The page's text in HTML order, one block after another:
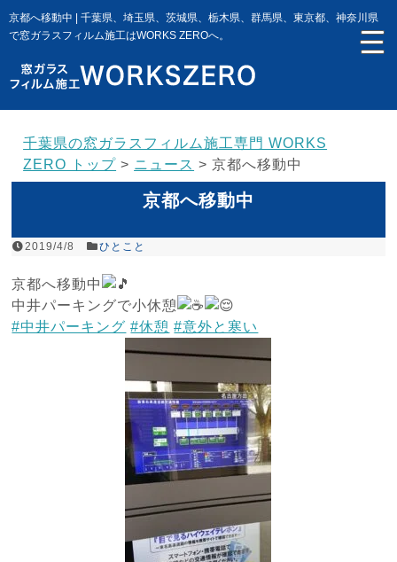
京都へ移動中 | 千葉県、埼玉県、茨城県、栃木県、群馬県、東京都、神奈川県
で窓ガラスフィルム施工はWORKS ZEROへ。
千葉県の窓ガラスフィルム施工専門 WORKS
ZERO トップ > ニュース >京都へ移動中
京都へ移動中
2019/4/8 ひとこと
京都へ移動中
中井パーキングで小休憩
#中井パーキング #休憩 #意外と寒い